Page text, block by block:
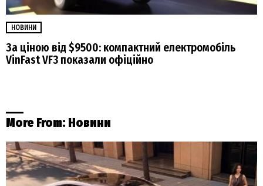
НОВИНИ
За ціною від $9500: компактний електромобіль
VinFast VF3 показали офіційно
More From: Новини